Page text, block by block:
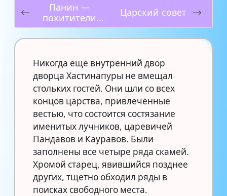
Панин —
похитители
коров
Царский совет
Никогда еще внутренний двор
дворца Хастинапуры не вмещал
стольких гостей. Они шли со всех
концов царства, привлеченные
вестью, что состоится состязание
именитых лучников, царевичей
Пандавов и Кауравов. Были
заполнены все четыре ряда скамей.
Хромой старец, явившийся позднее
других, тщетно обходил ряды в
поисках свободного места.